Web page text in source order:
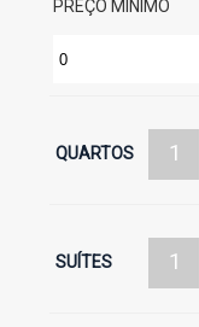
PREÇO MÍNIMO
QUARTOS 1
SUÍTES 1